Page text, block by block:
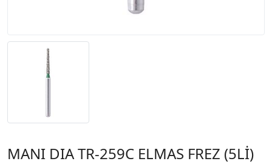
MANI DIA TR-259C ELMAS FREZ (5Lİ)